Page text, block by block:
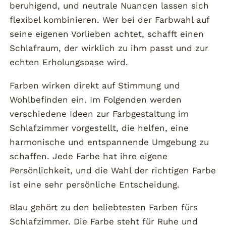
beruhigend, und neutrale Nuancen lassen sich
flexibel kombinieren. Wer bei der Farbwahl auf
seine eigenen Vorlieben achtet, schafft einen
Schlafraum, der wirklich zu ihm passt und zur
echten Erholungsoase wird.
Farben wirken direkt auf Stimmung und
Wohlbefinden ein. Im Folgenden werden
verschiedene Ideen zur Farbgestaltung im
Schlafzimmer vorgestellt, die helfen, eine
harmonische und entspannende Umgebung zu
schaffen. Jede Farbe hat ihre eigene
Persönlichkeit, und die Wahl der richtigen Farbe
ist eine sehr persönliche Entscheidung.
Blau gehört zu den beliebtesten Farben fürs
Schlafzimmer. Die Farbe steht für Ruhe und